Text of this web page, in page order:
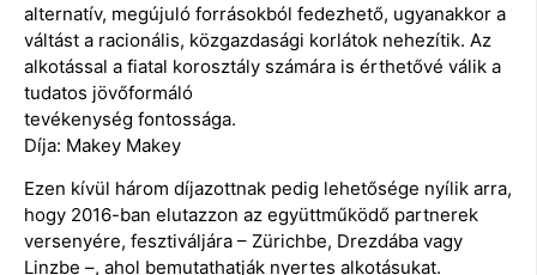
alternatív, megújuló forrásokból fedezhető, ugyanakkor a
váltást a racionális, közgazdasági korlátok nehezítik. Az
alkotással a fiatal korosztály számára is érthetővé válik a
tudatos jövőformáló
tevékenység fontossága.
Díja: Makey Makey
Ezen kívül három díjazottnak pedig lehetősége nyílik arra,
hogy 2016-ban elutazzon az együttműködő partnerek
versenyére, fesztiváljára – Zürichbe, Drezdába vagy
Linzbe –, ahol bemutathatják nyertes alkotásukat.